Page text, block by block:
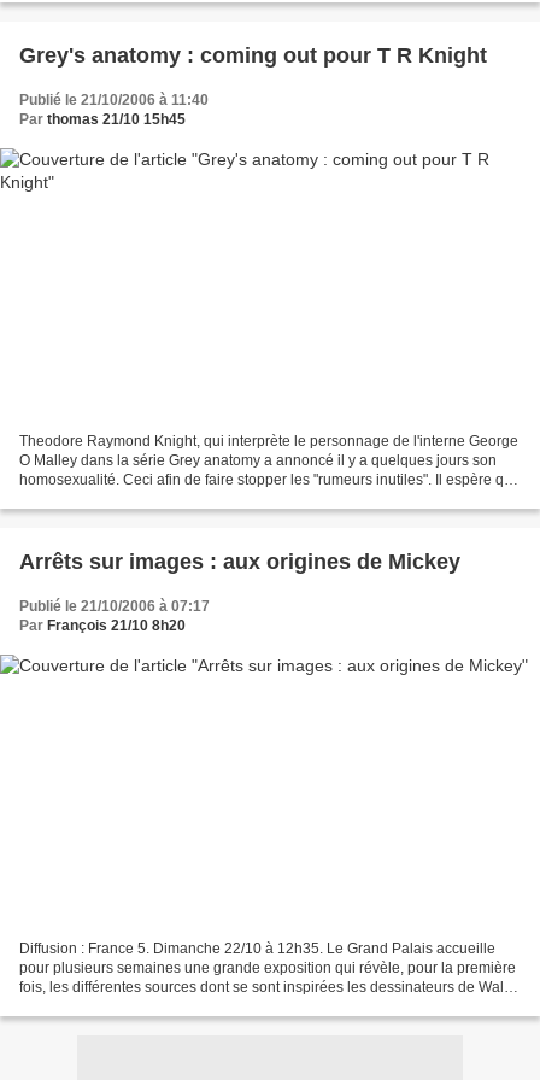
Grey's anatomy : coming out pour T R Knight
Publié le 21/10/2006 à 11:40
Par thomas 21/10 15h45
Theodore Raymond Knight, qui interprète le personnage de l'interne George
O Malley dans la série Grey anatomy a annoncé il y a quelques jours son
homosexualité. Ceci afin de faire stopper les "rumeurs inutiles". Il espère que
Arrêts sur images : aux origines de Mickey
Publié le 21/10/2006 à 07:17
Par François 21/10 8h20
Diffusion : France 5. Dimanche 22/10 à 12h35. Le Grand Palais accueille
pour plusieurs semaines une grande exposition qui révèle, pour la première
fois, les différentes sources dont se sont inspirées les dessinateurs de Walt